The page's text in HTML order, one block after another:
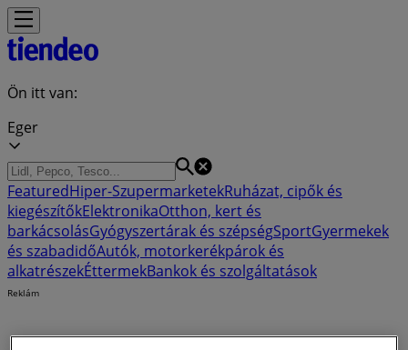
Ön itt van:
Eger
FeaturedHiper-SzupermarketekRuházat, cipők és
kiegészítőkElektronikaOtthon, kert és
barkácsolásGyógyszertárak és szépségSportGyermekek
és szabadidőAutók, motorkerékpárok és
alkatrészekÉttermekBankok és szolgáltatások
Reklám